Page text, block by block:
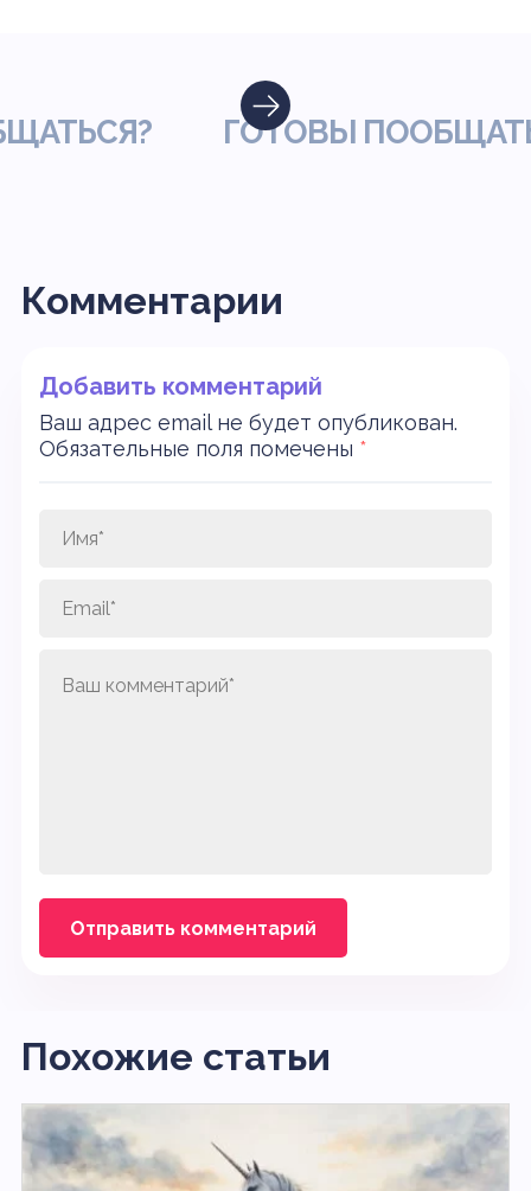
ГОТОВЫ
Комментарии
Добавить комментарий
Ваш адрес email не будет опубликован.
Обязательные поля помечены *
Похожие статьи